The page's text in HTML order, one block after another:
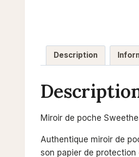
Description
Miroir de poche
Authentique miroir de
son papier de